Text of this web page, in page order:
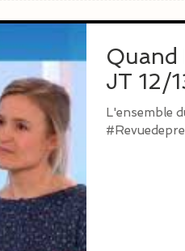
Quand
JT 12/
L'ensemble